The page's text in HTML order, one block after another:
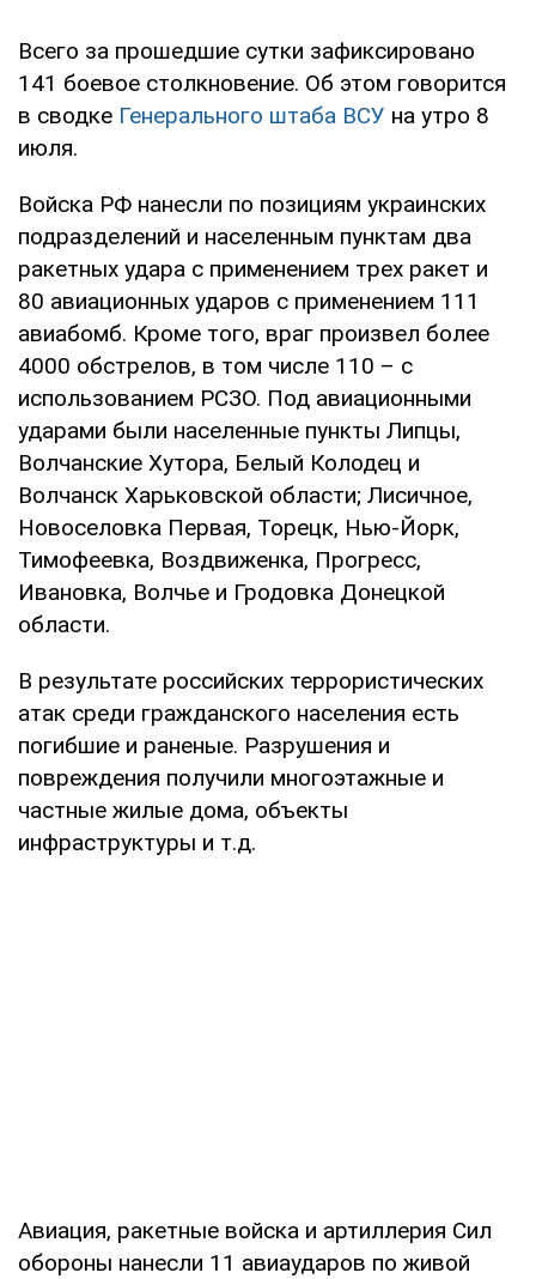
Всего за прошедшие сутки зафиксировано
141 боевое столкновение. Об этом говорится
в сводке Генерального штаба ВСУ на утро 8
июля.
Войска РФ нанесли по позициям украинских
подразделений и населенным пунктам два
ракетных удара с применением трех ракет и
80 авиационных ударов с применением 111
авиабомб. Кроме того, враг произвел более
4000 обстрелов, в том числе 110 – с
использованием РСЗО. Под авиационными
ударами были населенные пункты Липцы,
Волчанские Хутора, Белый Колодец и
Волчанск Харьковской области; Лисичное,
Новоселовка Первая, Торецк, Нью-Йорк,
Тимофеевка, Воздвиженка, Прогресс,
Ивановка, Волчье и Гродовка Донецкой
области.
В результате российских террористических
атак среди гражданского населения есть
погибшие и раненые. Разрушения и
повреждения получили многоэтажные и
частные жилые дома, объекты
инфраструктуры и т.д.
Авиация, ракетные войска и артиллерия Сил
обороны нанесли 11 авиаударов по живой